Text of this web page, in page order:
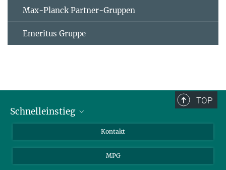
Max-Planck Partner-Gruppen
Emeritus Gruppe
TOP
Schnelleinstieg
Studierende
Kontakt
MPG